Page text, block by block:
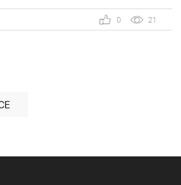
встроенный динамический
доплат и интеграций со
21
0